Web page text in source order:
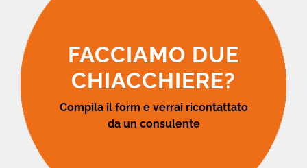
FACCIAMO DUE
CHIACCHIERE?
Compila il form e verrai ricontattato
da un consulente